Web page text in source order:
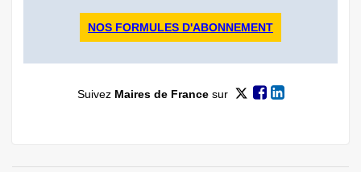
NOS FORMULES D'ABONNEMENT
Suivez Maires de Francesur